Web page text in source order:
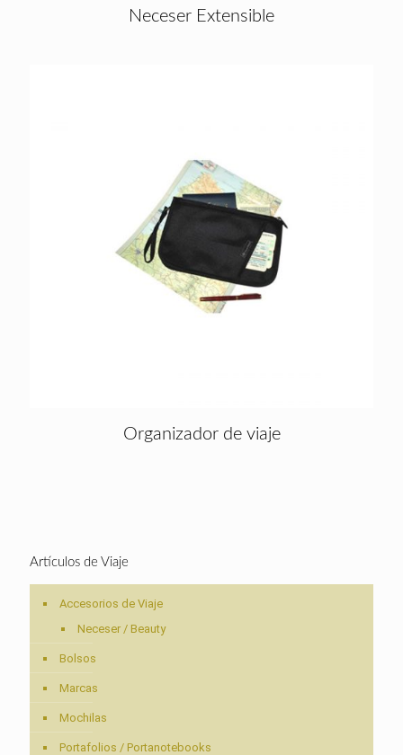
Neceser Extensible
Organizador de viaje
Artículos de Viaje
Accesorios de Viaje
Neceser / Beauty
Bolsos
Marcas
Mochilas
Portafolios / Portanotebooks